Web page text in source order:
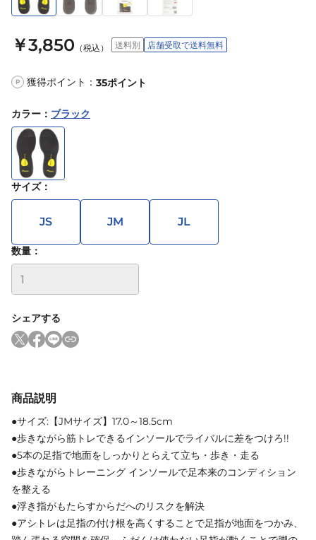
￥3,850 （税込） 送料別 店舗受取で送料無料
P 獲得ポイント： 35ポイント
カラー ： ブラック
サイズ：
JS JM JL
数量：
シェアする
商品説明
●サイズ:【JMサイズ】17.0～18.5cm
●歩きながら筋トレできるインソールでライバルに差をつけろ!!
●5本の足指で地面をしっかりとらえて立ち・歩き・走る
●歩きながらトレーニング インソールで足本来のコンディション
を整える
●浮き指がもたらすからだへのリスクを解決
●アシトレは足指の付け根を高くすることで足指が地面をつかみ、